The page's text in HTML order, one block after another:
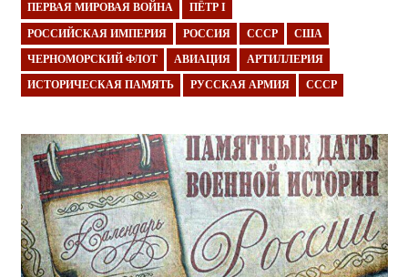
ПЕРВАЯ МИРОВАЯ ВОЙНА ПЁТР I
РОССИЙСКАЯ ИМПЕРИЯ РОССИЯ СССР США
ЧЕРНОМОРСКИЙ ФЛОТ АВИАЦИЯ АРТИЛЛЕРИЯ
ИСТОРИЧЕСКАЯ ПАМЯТЬ РУССКАЯ АРМИЯ СССР